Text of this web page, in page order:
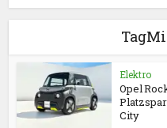
Elektro
Opel
City